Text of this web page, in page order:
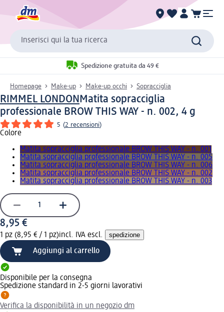
Inserisci qui la tua ricerca
Spedizione gratuita da 49 €
Homepage Make-up Make-up occhi Sopracciglia
RIMMEL LONDONMatita sopracciglia
professionale BROW THIS WAY - n. 002, 4 g
5 (2 recensioni)
Colore
Matita sopracciglia professionale BROW THIS WAY - n. 001
Matita sopracciglia professionale BROW THIS WAY - n. 005
Matita sopracciglia professionale BROW THIS WAY - n. 006
Matita sopracciglia professionale BROW THIS WAY - n. 002
Matita sopracciglia professionale BROW THIS WAY - n. 003
8,95 €
1 pz (8,95 € / 1 pz)incl. IVA escl. spedizione
Aggiungi al carrello
Disponibile per la consegna
Spedizione standard in 2-5 giorni lavorativi
Verifica la disponibilità in un negozio dm